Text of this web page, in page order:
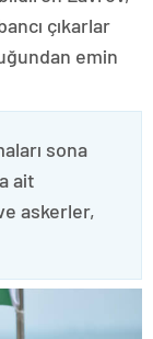
çıkarlar
emin
sona
ait
askerler,